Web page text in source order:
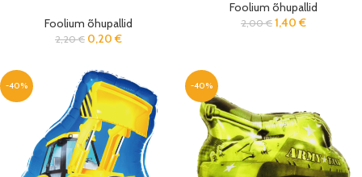
Foolium õhupallid
2,20€ 0,20 €
Foolium õhupallid
2,00€ 1,40 €
-40% -40%